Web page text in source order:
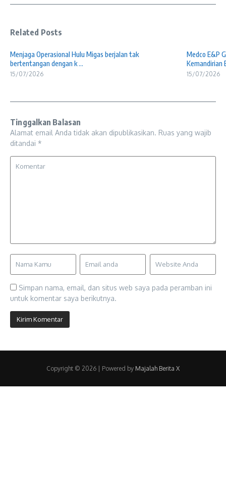
Related Posts
Menjaga Operasional Hulu Migas berjalan tak
bertentangan dengan k ...
15/07/2026
Medco E&P
Kemandirian
15/07/2026
Tinggalkan Balasan
Alamat email Anda tidak akan dipublikasikan. Ruas yang wajib
ditandai *
Simpan nama, email, dan situs web saya pada peramban ini
untuk komentar saya berikutnya.
Copyright © 2026 | Powered by Majalah Berita X